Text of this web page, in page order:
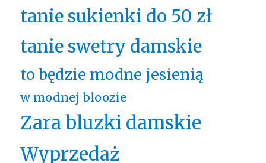
tanie sukienki do 50 zł
tanie swetry damskie
to będzie modne jesienią
w modnej bloozie
Zara bluzki damskie
Wyprzedaż